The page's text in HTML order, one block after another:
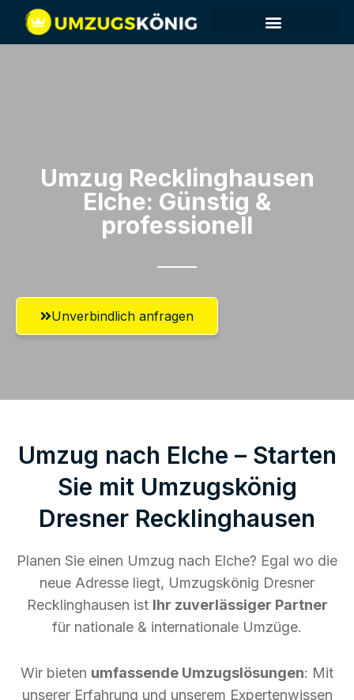
Umzug Recklinghausen​
Elche: Günstig &
professionell​
Unverbindlich anfragen
Umzug nach Elche – Starten
Sie mit Umzugskönig
Dresner Recklinghausen
Planen Sie einen Umzug nach Elche? Egal wo die
neue Adresse liegt, Umzugskönig Dresner
Recklinghausen ist Ihr zuverlässiger Partner
für nationale & internationale Umzüge.
Wir bieten umfassende Umzugslösungen: Mit
unserer Erfahrung und unserem Expertenwissen